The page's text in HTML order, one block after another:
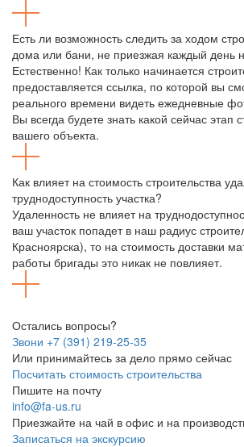
Есть ли возможность следить за ходом
дома или бани, не приезжая каждый день
Естественно! Как только начинается
предоставляется ссылка, по которой вы
реального времени видеть ежедневные
Вы всегда будете знать какой сейчас этап
вашего объекта.
Как влияет на стоимость строительства
труднодоступность участка?
Удаленность не влияет на
ваш участок попадет в наш радиус
Красноярска), то на стоимость доставки
работы бригады это никак не повлияет.
Остались вопросы?
Звони +7 (391) 219-25-35
Или принимайтесь за дело прямо сейчас
Посчитать стоимость строительства
Пишите на почту
info@fa-us.ru
Приезжайте на чай в офис и на
Записаться на экскурсию